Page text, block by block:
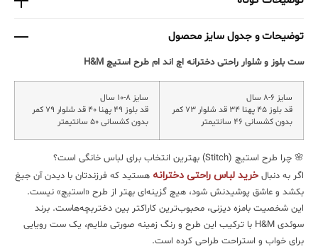
توضیحات و جدول سایز محصول
ست بلوز و شلوار راحتی دخترانه اچ اند ام طرح استیچ H&M
سایز ۶-۸ سال
قد بلوز ۴۵ پهنا ۳۴ قد شلوار ۷۳ کمر
بدون کشسانی ۴۶ سانتیمتر
سایز ۸-۱۰ سال
قد بلوز ۴۹ پهنا ۴۰ قد شلوار ۷۹ کمر
بدون کشسانی ۵۰ سانتیمتر
🌸 چرا طرح استیچ (Stitch) بهترین انتخاب برای لباس خانگی است؟
اگر به دنبال خرید لباس راحتی دخترانه هستید که فرزندتان با دیدن آن جیغ
بکشد و عاشق پوشیدنش شود، هیچ گزینه‌ای بهتر از طرح «استیچ» نیست.
این شخصیت بامزه دیزنی، محبوب‌ترین کاراکتر بین دختربچه‌هاست. برند
سوئدی H&M با ترکیب این طرح و رنگ زمینه صورتی ملایم، یک ست رویایی
برای خواب و استراحت طراحی کرده است.